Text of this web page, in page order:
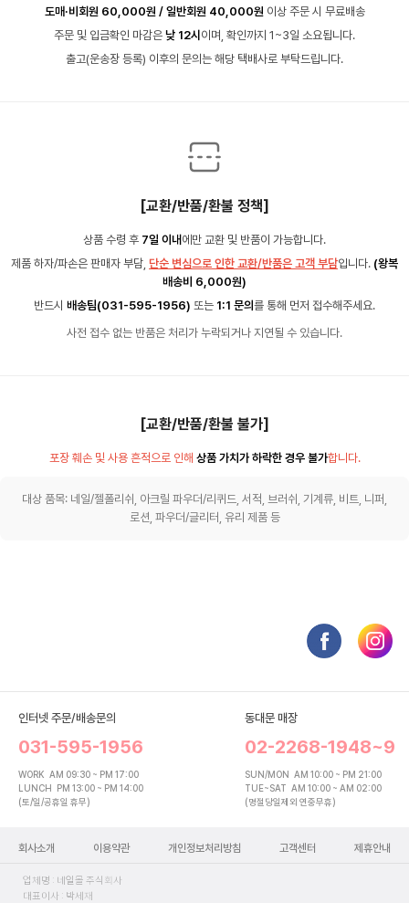
도매·비회원 60,000원 / 일반회원 40,000원 이상 주문 시 무료배송
주문 및 입금확인 마감은 낮 12시 이며, 확인까지 1~3일 소요됩니다.
출고(운송장 등록) 이후의 문의는 해당 택배사로 부탁드립니다.
[교환/반품/환불 정책]
상품 수령 후 7일 이내 에만 교환 및 반품이 가능합니다.
제품 하자/파손은 판매자 부담, 단순 변심으로 인한 교환/반품은 고객 부담입니다. (왕복
배송비 6,000원)
반드시 배송팀(031-595-1956) 또는 1:1 문의 를 통해 먼저 접수해주세요.
사전 접수 없는 반품은 처리가 누락되거나 지연될 수 있습니다.
[교환/반품/환불 불가]
포장 훼손 및 사용 흔적으로 인해 상품 가치가 하락한 경우 불가합니다.
대상 품목: 네일/젤폴리쉬, 아크릴 파우더/리퀴드, 서적, 브러쉬, 기계류, 비트, 니퍼,
로션, 파우더/글리터, 유리 제품 등
인터넷 주문/배송문의
031-595-1956
WORK AM 09:30 ~ PM 17:00
LUNCH PM 13:00 ~ PM 14:00
(토/일/공휴일 휴무)
동대문 매장
02-2268-1948~9
SUN/MON AM 10:00 ~ PM 21:00
TUE~SAT AM 10:00 ~ AM 02:00
(명절당일제외 연중무휴)
회사소개 이용약관 개인정보처리방침 고객센터 제휴안내
업체명 : 네일몰 주식회사
대표이사 : 박세재